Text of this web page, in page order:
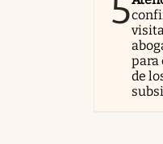
5
para
de